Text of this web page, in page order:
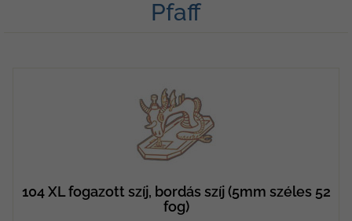
Pfaff
104 XL fogazott szíj, bordás szíj (5mm széles 52
fog)